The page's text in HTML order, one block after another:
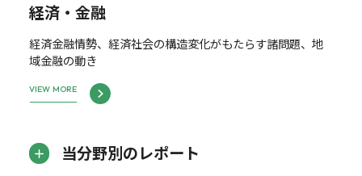
経済・金融
経済金融情勢、経済社会の構造変化がもたらす諸問題、地
域金融の動き
VIEW MORE
当分野別のレポート